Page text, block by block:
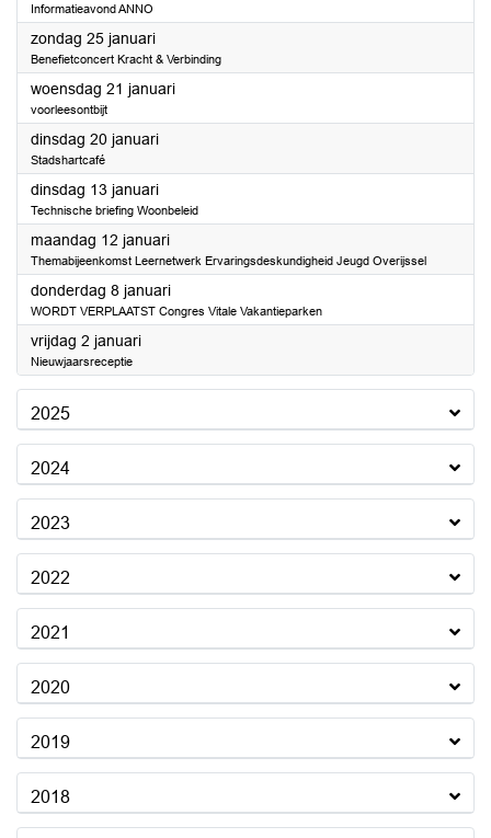
Informatieavond ANNO
zondag 25 januari2026
Benefietconcert Kracht & Verbinding
woensdag 21 januari2026
voorleesontbijt
dinsdag 20 januari2026
Stadshartcafé
dinsdag 13 januari2026
Technische briefing Woonbeleid
maandag 12 januari2026
Themabijeenkomst Leernetwerk Ervaringsdeskundigheid Jeugd Overijssel
donderdag 8 januari2026
WORDT VERPLAATST Congres Vitale Vakantieparken
vrijdag 2 januari2026
Nieuwjaarsreceptie
2025
2024
2023
2022
2021
2020
2019
2018